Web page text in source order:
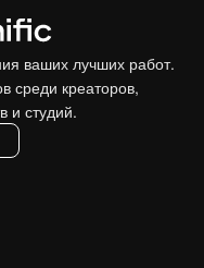
ваших лучших работ.
среди креаторов,
и студий.